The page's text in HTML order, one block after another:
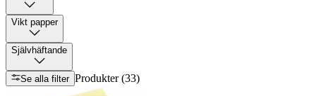
Vikt papper
Självhäftande
Se alla filter Produkter (33)